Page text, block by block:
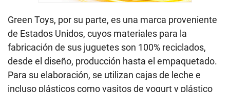
Green Toys, por su parte, es una marca proveniente
de Estados Unidos, cuyos materiales para la
fabricación de sus juguetes son 100% reciclados,
desde el diseño, producción hasta el empaquetado.
Para su elaboración, se utilizan cajas de leche e
incluso plásticos como vasitos de yogurt y plástico